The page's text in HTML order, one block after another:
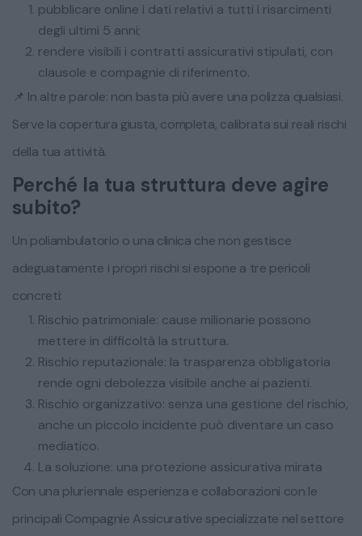
pubblicare online i dati relativi a tutti i risarcimenti
degli ultimi 5 anni;
rendere visibili i contratti assicurativi stipulati, con
clausole e compagnie di riferimento.
📌 In altre parole: non basta più avere una polizza qualsiasi.
Serve la copertura giusta, completa, calibrata sui reali rischi
della tua attività.
Perché la tua struttura deve agire
subito?
Un poliambulatorio o una clinica che non gestisce
adeguatamente i propri rischi si espone a tre pericoli
concreti:
Rischio patrimoniale: cause milionarie possono
mettere in difficoltà la struttura.
Rischio reputazionale: la trasparenza obbligatoria
rende ogni debolezza visibile anche ai pazienti.
Rischio organizzativo: senza una gestione del rischio,
anche un piccolo incidente può diventare un caso
mediatico.
La soluzione: una protezione assicurativa mirata
Con una pluriennale esperienza e collaborazioni con le
principali Compagnie Assicurative specializzate nel settore